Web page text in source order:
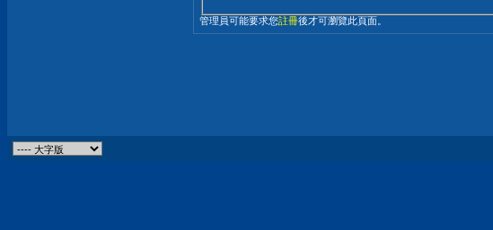
管理員可能要求您註冊後才可瀏覽此頁面。